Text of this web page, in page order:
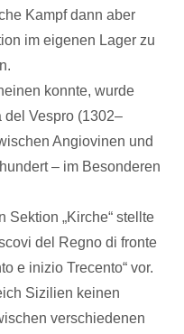
Kampf dann aber
im eigenen Lager zu
konnte, wurde
del Vespro (1302–
Angiovinen und
– im Besonderen
„Kirche“ stellte
del Regno di fronte
e inizio Trecento“ vor.
Sizilien keinen
verschiedenen